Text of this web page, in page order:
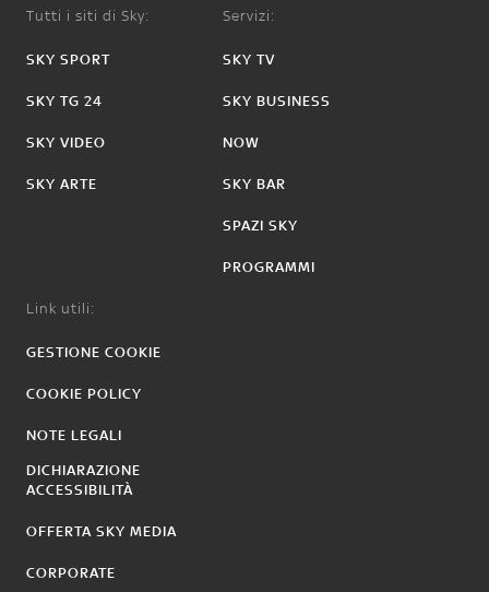
Tutti i siti di Sky:
SKY SPORT
SKY TG 24
SKY VIDEO
SKY ARTE
Servizi:
SKY TV
SKY BUSINESS
NOW
SKY BAR
SPAZI SKY
PROGRAMMI
Link utili:
GESTIONE COOKIE
COOKIE POLICY
NOTE LEGALI
DICHIARAZIONE
ACCESSIBILITÀ
OFFERTA SKY MEDIA
CORPORATE